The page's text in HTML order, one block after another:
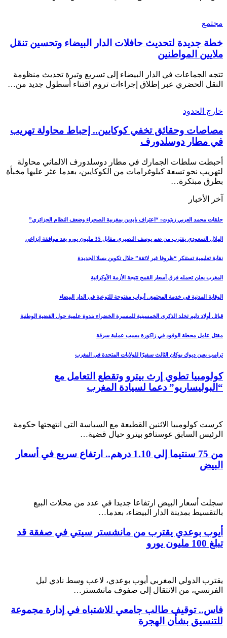
مجتمع
خطة جديدة لتحديث حافلات الدار البيضاء وتحسين تنقل
ملايين المواطنين
تتجه الجماعات في الدار البيضاء إلى تسريع وتيرة تحديث منظومة
النقل الحضري عبر إطلاق إجراءات تروم اقتناء أسطول جديد من…
خارج الحدود
مصاصات وحقائق تخفي كوكايين.. إحباط محاولة تهريب
في مطار دوسلدورف
أحبطت سلطات الجمارك في مطار دوسلدورف الالماني محاولة
لتهريب نحو تسعة كيلوغرامات من الكوكايين، بعدما عثر عليها مخبأة
بطرق مبتكرة…
آخر الأخبار
حلقات محمد العربي زيتوت: “اعتراف بايدين بمغربية الصحراء وضعف النظام الجزائري”
الهلال السعودي يقترب من ضم يوسف النصيري مقابل 35 مليون يورو بعد موافقة إنزاغي
نقابة تعليمية تستنكر “ظروفا غير لائقة” خلال تكوين بسلا الجديدة
المغرب يعلن تحمله فرق أسعار القمح نتيجة الأزمة الأوكرانية
الوقاية المدنية في خدمة المجتمع.. أبواب مفتوحة للتوعية في الدار البيضاء
قبائل أولاد دليم تخلد الذكرى الخمسينية للمسيرة الخضراء بندوة علمية حول القضية الوطنية
مقتل عامل محطة الوقود في زاكورة بسبب عملية سرقة
ترامب يعين ديوك بوكان الثالث سفيرًا للولايات المتحدة في المغرب
كولومبيا تطوي إرث بيترو وتقطع التعامل مع
“البوليساريو” دعما لسيادة المغرب
كرست كولومبيا الاثنين القطيعة مع السياسة التي انتهجتها حكومة
الرئيس السابق غوستافو بيترو حيال قضية…
من 75 سنتيما إلى 1.10 درهم.. ارتفاع سريع في أسعار
البيض
سجلت أسعار البيض ارتفاعا جديدا في عدد من محلات البيع
بالتقسيط بمدينة الدار البيضاء، بعدما…
أيوب بوعدي يقترب من مانشستر سيتي في صفقة قد
تبلغ 100 مليون يورو
يقترب الدولي المغربي أيوب بوعدي، لاعب وسط نادي ليل
الفرنسي، من الانتقال إلى صفوف مانشستر…
فاس.. توقيف طالب جامعي للاشتباه في إدارة مجموعة
للتنسيق بشأن الهجرة